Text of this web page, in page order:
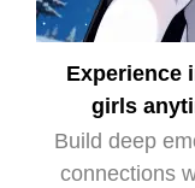
Experience
girls
Build deep
connections